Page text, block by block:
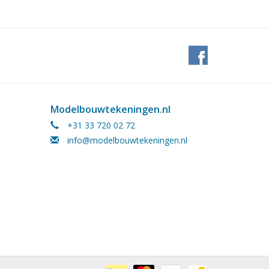
Modelbouwtekeningen.nl
+31 33 720 02 72
info@modelbouwtekeningen.nl